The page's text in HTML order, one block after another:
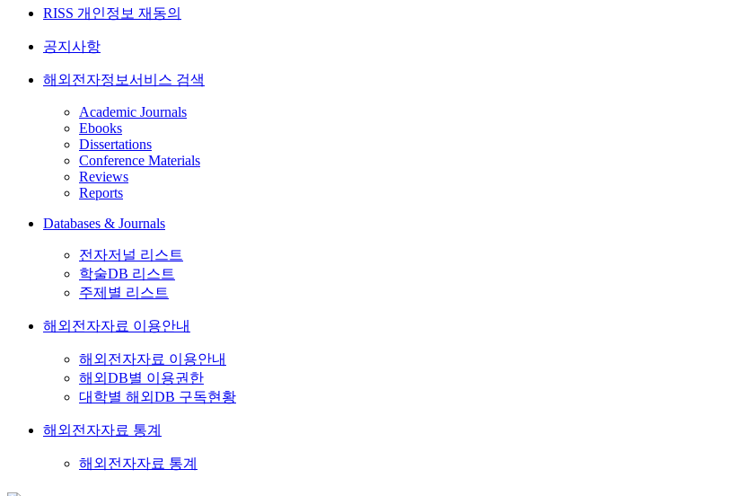
RISS 개인정보 재동의
공지사항
해외전자정보서비스 검색
Academic Journals
Ebooks
Dissertations
Conference Materials
Reviews
Reports
Databases & Journals
전자저널 리스트
학술DB 리스트
주제별 리스트
해외전자자료 이용안내
해외전자자료 이용안내
해외DB별 이용권한
대학별 해외DB 구독현황
해외전자자료 통계
해외전자자료 통계